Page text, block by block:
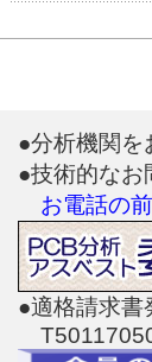
●分析機関を
●技術的なお
お電話の
●適格請求書